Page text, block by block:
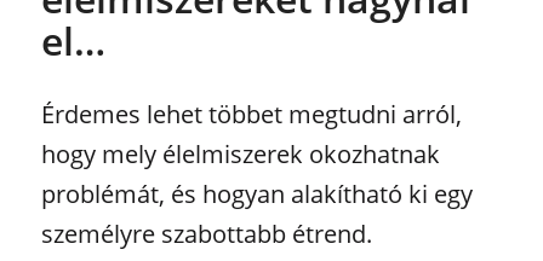
el…
Érdemes lehet többet megtudni arról,
hogy mely élelmiszerek okozhatnak
problémát, és hogyan alakítható ki egy
személyre szabottabb étrend.